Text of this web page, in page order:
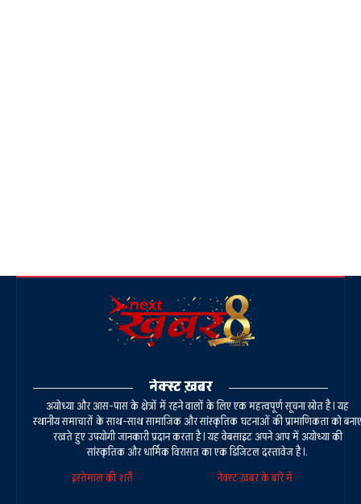
नेक्स्ट ख़बर
अयोध्या और आस-पास के क्षेत्रों में रहने वालों के लिए एक महत्वपूर्ण सूचना स्रोत है। यह
स्थानीय समाचारों के साथ-साथ सामाजिक और सांस्कृतिक घटनाओं की प्रामाणिकता को बनाए
रखते हुए उपयोगी जानकारी प्रदान करता है। यह वेबसाइट अपने आप में अयोध्या की
सांस्कृतिक और धार्मिक विरासत का एक डिजिटल दस्तावेज है।.
इस्तेमाल की शर्तें
नेक्स्ट ख़बर के बारे में